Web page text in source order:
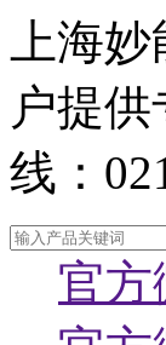
上海
户提
线：
官方